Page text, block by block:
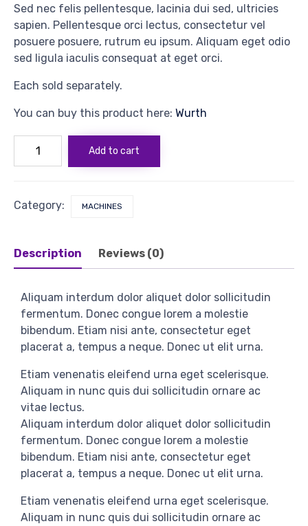
Sed nec felis pellentesque, lacinia dui sed, ultricies
sapien. Pellentesque orci lectus, consectetur vel
posuere posuere, rutrum eu ipsum. Aliquam eget odio
sed ligula iaculis consequat at eget orci.
Each sold separately.
You can buy this product here: Wurth
Cuntch
Add to cart
Category: MACHINES
Description Reviews (0)
Aliquam interdum dolor aliquet dolor sollicitudin
fermentum. Donec congue lorem a molestie
bibendum. Etiam nisi ante, consectetur eget
placerat a, tempus a neque. Donec ut elit urna.
Etiam venenatis eleifend urna eget scelerisque.
Aliquam in nunc quis dui sollicitudin ornare ac
vitae lectus.
Aliquam interdum dolor aliquet dolor sollicitudin
fermentum. Donec congue lorem a molestie
bibendum. Etiam nisi ante, consectetur eget
placerat a, tempus a neque. Donec ut elit urna.
Etiam venenatis eleifend urna eget scelerisque.
Aliquam in nunc quis dui sollicitudin ornare ac